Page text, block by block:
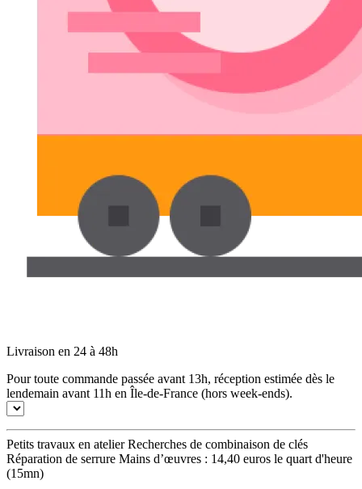
Livraison en 24 à 48h
Pour toute commande passée avant 13h, réception estimée dès le
lendemain avant 11h en Île-de-France (hors week-ends).
Petits travaux en atelier Recherches de combinaison de clés
Réparation de serrure Mains d’œuvres : 14,40 euros le quart d'heure
(15mn)